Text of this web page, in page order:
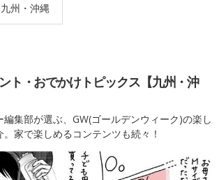
九州・沖縄
ト・おでかけトピックス【九州・沖
編集部が選ぶ、GW(ゴールデンウィーク)の楽し
。家で楽しめるコンテンツも続々！